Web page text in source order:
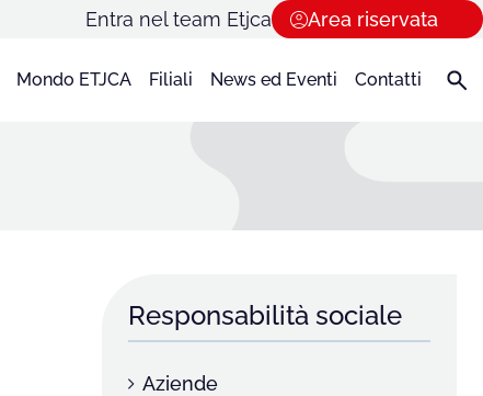
Entra nel team Etjca Area riservata
Mondo ETJCA Filiali News ed Eventi Contatti
Responsabilità sociale
Aziende